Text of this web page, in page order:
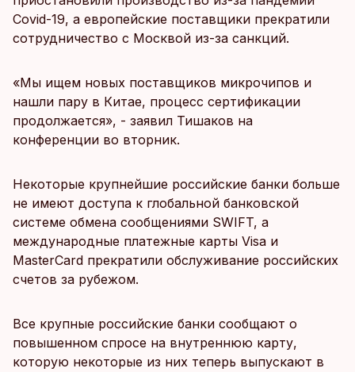
Covid-19, а европейские поставщики прекратили
сотрудничество с Москвой из-за санкций.
«Мы ищем новых поставщиков микрочипов и
нашли пару в Китае, процесс сертификации
продолжается», - заявил Тишаков на
конференции во вторник.
Некоторые крупнейшие российские банки больше
не имеют доступа к глобальной банковской
системе обмена сообщениями SWIFT, а
международные платежные карты Visa и
MasterCard прекратили обслуживание российских
счетов за рубежом.
Все крупные российские банки сообщают о
повышенном спросе на внутреннюю карту,
которую некоторые из них теперь выпускают в